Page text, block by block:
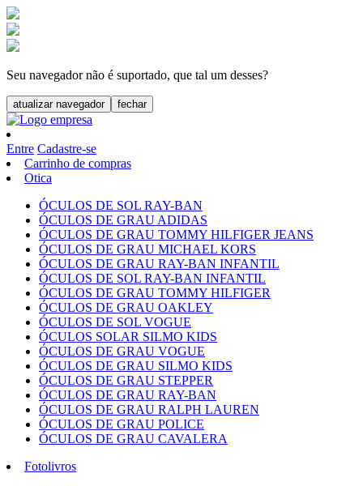
Seu navegador não é suportado, que tal um desses?
atualizar navegador fechar
Entre Cadastre-se
Carrinho de compras
Otica
ÓCULOS DE SOL RAY-BAN
ÓCULOS DE GRAU ADIDAS
ÓCULOS DE GRAU TOMMY HILFIGER JEANS
ÓCULOS DE GRAU MICHAEL KORS
ÓCULOS DE GRAU RAY-BAN INFANTIL
ÓCULOS DE SOL RAY-BAN INFANTIL
ÓCULOS DE GRAU TOMMY HILFIGER
ÓCULOS DE GRAU OAKLEY
ÓCULOS DE SOL VOGUE
ÓCULOS SOLAR SILMO KIDS
ÓCULOS DE GRAU VOGUE
ÓCULOS DE GRAU SILMO KIDS
ÓCULOS DE GRAU STEPPER
ÓCULOS DE GRAU RAY-BAN
ÓCULOS DE GRAU RALPH LAUREN
ÓCULOS DE GRAU POLICE
ÓCULOS DE GRAU CAVALERA
Fotolivros